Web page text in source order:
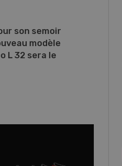
son semoir
modèle
L 32 sera le